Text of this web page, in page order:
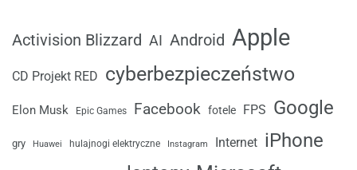
Activision Blizzard AI Android Apple
CD Projekt RED cyberbezpieczeństwo
Elon Musk Epic Games Facebook fotele FPS Google
gry Huawei hulajnogi elektryczne Instagram Internet iPhone